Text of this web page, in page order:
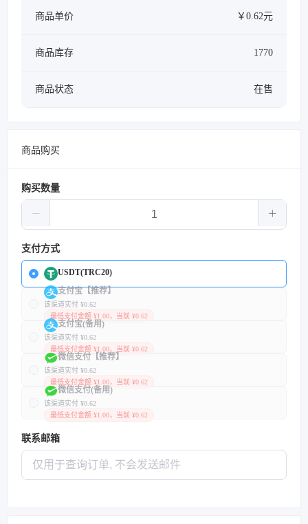
商品单价 ￥0.62元
商品库存 1770
商品状态 在售
商品购买
购买数量
支付方式
USDT(TRC20)
支付宝【推荐】
该渠道实付 ¥0.62
最低支付金额 ¥1.00，当前 ¥0.62
支付宝(备用)
该渠道实付 ¥0.62
最低支付金额 ¥1.00，当前 ¥0.62
微信支付【推荐】
该渠道实付 ¥0.62
最低支付金额 ¥1.00，当前 ¥0.62
微信支付(备用)
该渠道实付 ¥0.62
最低支付金额 ¥1.00，当前 ¥0.62
联系邮箱